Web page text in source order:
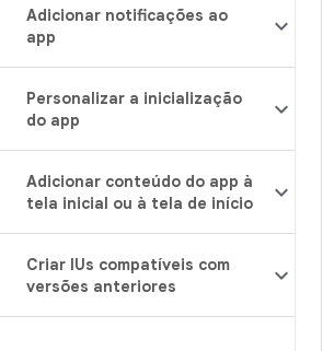
Adicionar notificações ao
app
Personalizar a inicialização
do app
Adicionar conteúdo do app à
tela inicial ou à tela de início
Criar IUs compatíveis com
versões anteriores